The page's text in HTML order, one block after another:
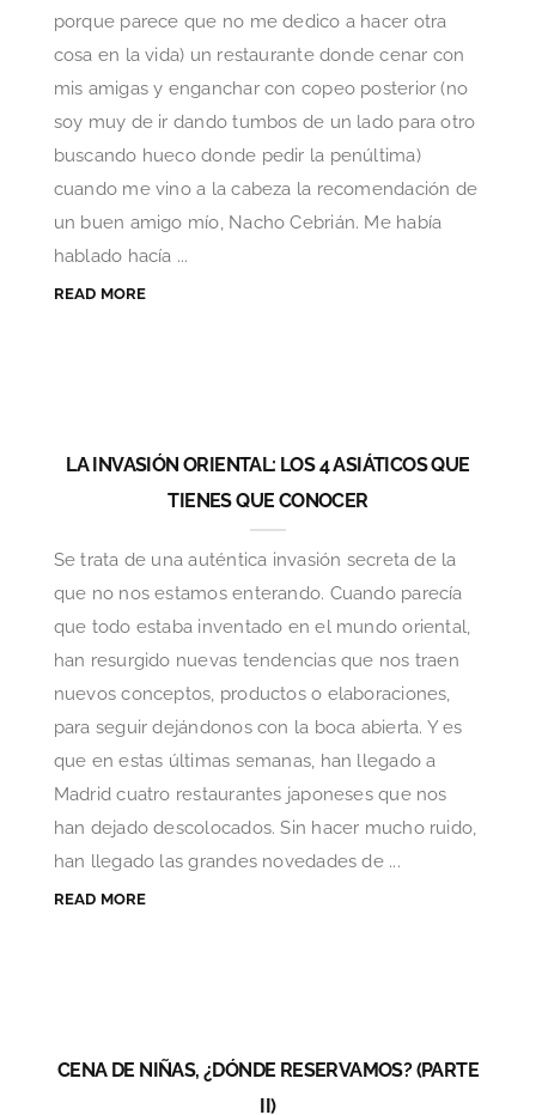
porque parece que no me dedico a hacer otra
cosa en la vida) un restaurante donde cenar con
mis amigas y enganchar con copeo posterior (no
soy muy de ir dando tumbos de un lado para otro
buscando hueco donde pedir la penúltima)
cuando me vino a la cabeza la recomendación de
un buen amigo mío, Nacho Cebrián. Me había
hablado hacía ...
READ MORE
LA INVASIÓN ORIENTAL: LOS 4 ASIÁTICOS QUE
TIENES QUE CONOCER
Se trata de una auténtica invasión secreta de la
que no nos estamos enterando. Cuando parecía
que todo estaba inventado en el mundo oriental,
han resurgido nuevas tendencias que nos traen
nuevos conceptos, productos o elaboraciones,
para seguir dejándonos con la boca abierta. Y es
que en estas últimas semanas, han llegado a
Madrid cuatro restaurantes japoneses que nos
han dejado descolocados. Sin hacer mucho ruido,
han llegado las grandes novedades de ...
READ MORE
CENA DE NIÑAS, ¿DÓNDE RESERVAMOS? (PARTE
II)